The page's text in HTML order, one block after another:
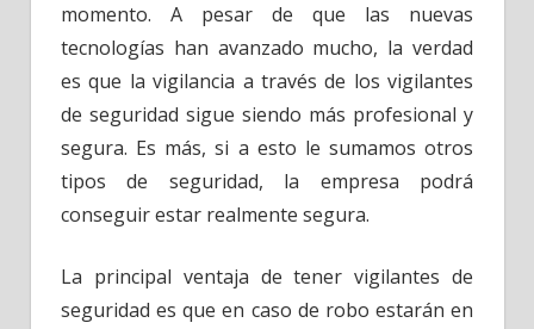
momento. A pesar de que las nuevas
tecnologías han avanzado mucho, la verdad
es que la vigilancia a través de los vigilantes
de seguridad sigue siendo más profesional y
segura. Es más, si a esto le sumamos otros
tipos de seguridad, la empresa podrá
conseguir estar realmente segura.
La principal ventaja de tener vigilantes de
seguridad es que en caso de robo estarán en